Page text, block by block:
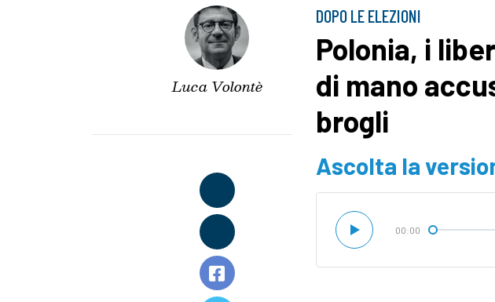
Luca Volontè
DOPO LE ELEZIONI
Polonia, i
di mano
brogli
Ascolta la
00:00